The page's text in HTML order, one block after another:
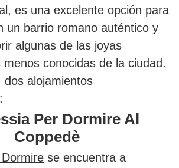
es una excelente opción para
un barrio romano auténtico y
algunas de las joyas
conocidas de la ciudad.
dos alojamientos
Per Dormire Al
Coppedè
se encuentra a